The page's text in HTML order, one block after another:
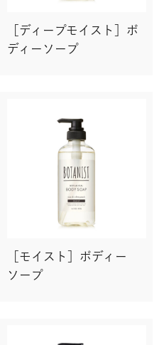
［ディープモイスト］ボ
ディーソープ
［モイスト］ボディー
ソープ